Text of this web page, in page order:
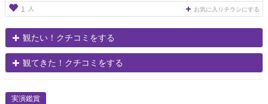
1 人 お気に入りチラシにする
観たい！クチコミをする
観てきた！クチコミをする
実演鑑賞